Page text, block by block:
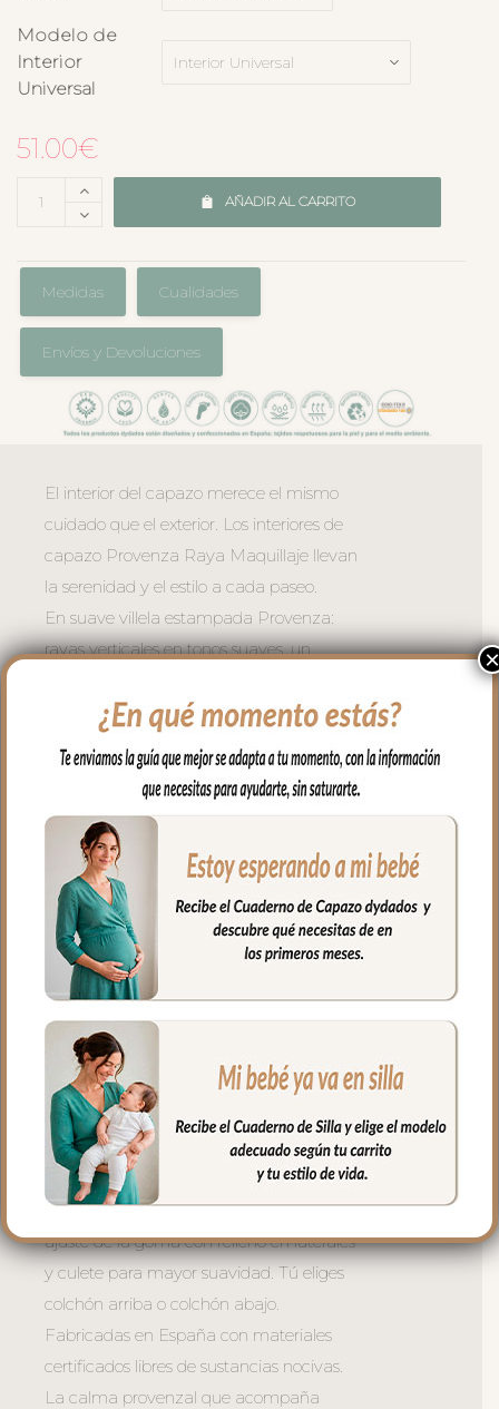
Modelo de
Interior
Universal
51.00€
AÑADIR AL CARRITO
Medidas Cualidades
Envíos y Devoluciones
El interior del capazo merece el mismo
cuidado que el exterior. Los interiores de
capazo Provenza Raya Maquillaje llevan
la serenidad y el estilo a cada paseo.
En suave villela estampada Provenza:
rayas verticales en tonos suaves, un
frescura y el encanto de las tardes de
Válido para capazos que no lleven la
capota unida al capazo ya que estos
interiores vuelven el aro en todo el
capazo.
Tres versiones para cada necesidad:
– Con lazadas — mayor mullido en
laterales, se sujeta con lazos atados al
capazo. La opción más acolchada y
envolvente. Siempre el colchón arriba.
– Universal con goma perimetral —
ajuste con goma en todo el borde,
perfecto para capazos con borde
definido. Tú eliges colchón arriba o
colchón abajo.
– Universal con relleno — combina el
ajuste de la goma con relleno en laterales
y culete para mayor suavidad. Tú eliges
colchón arriba o colchón abajo.
Fabricadas en España con materiales
certificados libres de sustancias nocivas.
La calma provenzal que acompaña
×